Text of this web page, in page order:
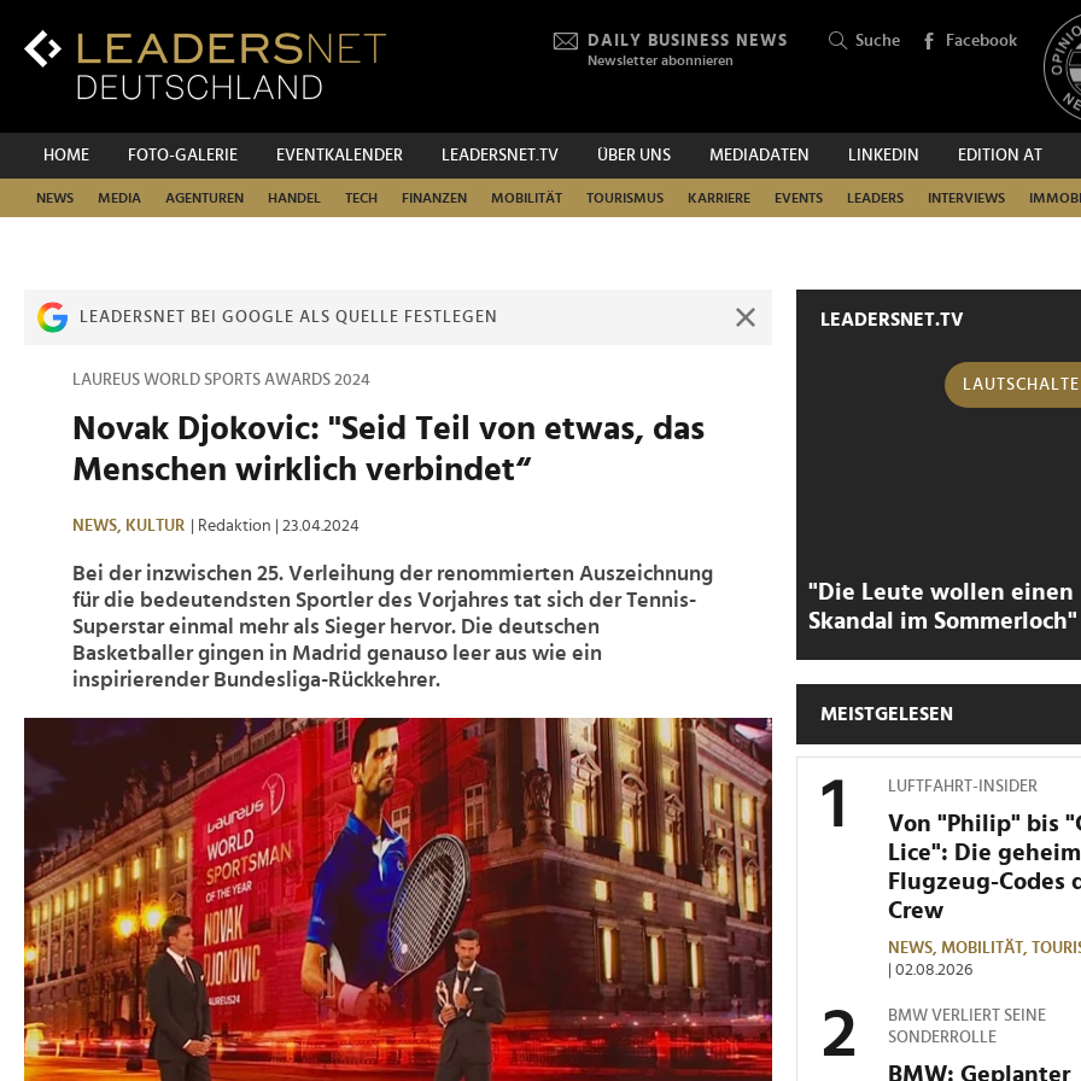
Inhalt
DAILY BUSINESS NEWS
Newsletter abonnieren
Suche Facebook
HOME FOTO-GALERIE EVENTKALENDER LEADERSNET.TV ÜBER UNS MEDIADATEN LINKEDIN EDITION AT
NEWS MEDIA AGENTUREN HANDEL TECH FINANZEN MOBILITÄT TOURISMUS KARRIERE EVENTS LEADERS INTERVIEWS
SUCHEN
LEADERSNET BEI GOOGLE ALS QUELLE FESTLEGEN
LAUREUS WORLD SPORTS AWARDS 2024
Novak Djokovic: "Seid Teil von etwas, das
Menschen wirklich verbindet“
NEWS, KULTUR | Redaktion | 23.04.2024
Bei der inzwischen 25. Verleihung der renommierten Auszeichnung
für die bedeutendsten Sportler des Vorjahres tat sich der Tennis-
Superstar einmal mehr als Sieger hervor. Die deutschen
Basketballer gingen in Madrid genauso leer aus wie ein
inspirierender Bundesliga-Rückkehrer.
LEADERSNET.TV
"Die Leute wollen einen
Skandal im Sommerloch"
MEISTGELESEN
LUFTFAHRT-INSIDER
Von "Philip" bis
Lice": Die
Flugzeug-Codes
Crew
NEWS, MOBILITÄT,
| 02.08.2026
BMW VERLIERT SEINE
SONDERROLLE
BMW: Geplanter